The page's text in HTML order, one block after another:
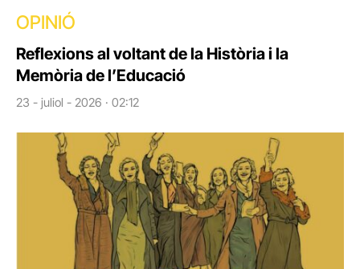
OPINIÓ
Reflexions al voltant de la Història i la
Memòria de l’Educació
23 - juliol - 2026 · 02:12